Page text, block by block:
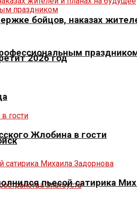
бойцов, наказах
2026 год
Жлобина в гости
пьесой сатирика